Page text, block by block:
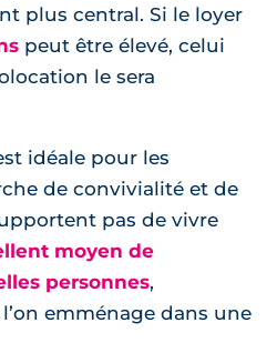
plus central. Si le loyer
peut être élevé, celui
le sera
idéale pour les
de convivialité et de
pas de vivre
moyen de
personnes,
emménage dans une